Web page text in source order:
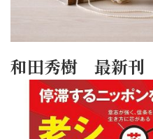
和田秀樹 最新刊